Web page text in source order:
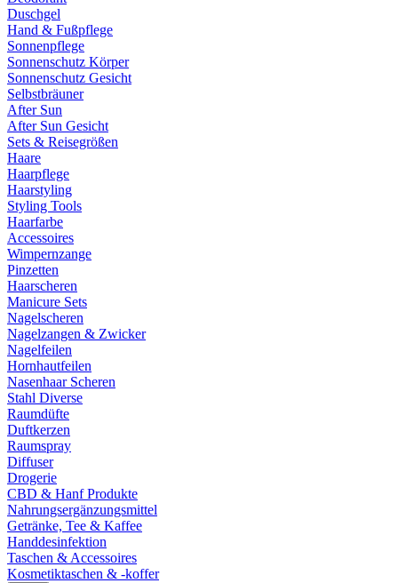
Duschgel
Hand & Fußpflege
Sonnenpflege
Sonnenschutz Körper
Sonnenschutz Gesicht
Selbstbräuner
After Sun
After Sun Gesicht
Sets & Reisegrößen
Haare
Haarpflege
Haarstyling
Styling Tools
Haarfarbe
Accessoires
Wimpernzange
Pinzetten
Haarscheren
Manicure Sets
Nagelscheren
Nagelzangen & Zwicker
Nagelfeilen
Hornhautfeilen
Nasenhaar Scheren
Stahl Diverse
Raumdüfte
Duftkerzen
Raumspray
Diffuser
Drogerie
CBD & Hanf Produkte
Nahrungsergänzungsmittel
Getränke, Tee & Kaffee
Handdesinfektion
Taschen & Accessoires
Kosmetiktaschen & -koffer